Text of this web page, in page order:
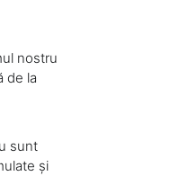
nostru
de la
sunt
și